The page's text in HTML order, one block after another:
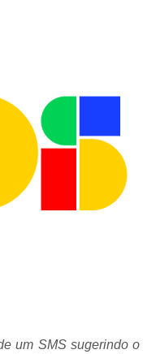
um SMS sugerindo o